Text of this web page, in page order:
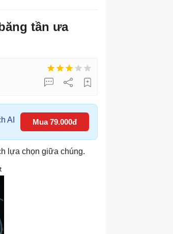
tần ưa
AI Mua 79.000đ
lựa chọn giữa chúng.